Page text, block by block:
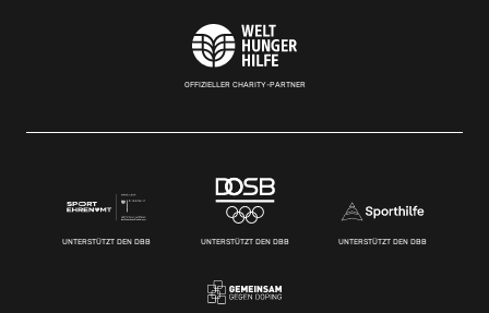
OFFIZIELLER CHARITY-PARTNER
UNTERSTÜTZT DEN DBB UNTERSTÜTZT DEN DBB UNTERSTÜTZT DEN DBB